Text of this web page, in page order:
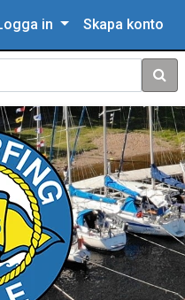
in Skapa konto
Sök